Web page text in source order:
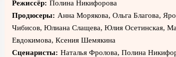
TeleSynch CAMRip
Режиссёр: Полина Никифорова
Продюсеры: Анна Морякова, Ольга Благова,
Чибисов, Юлиана Слащева, Юлия Осетинская,
Евдокимова, Ксения Шемякина
Сценаристы: Наталья Фролова, Полина